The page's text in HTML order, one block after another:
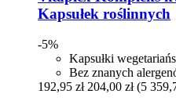
Kapsułek roślinnych
-5%
Kapsułki
Bez znanych
192,95 zł 204,00 zł (5